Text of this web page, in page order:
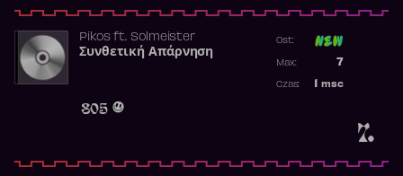
7.
Pikosft. Solmeister
Συνθετική Απάρνηση
805
Ost:
7
Max:
msc
Czas: